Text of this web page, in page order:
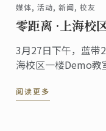
媒体, 活动, 新闻, 校友
零距离 ·上海校
3月27日下午，蓝带
海校区一楼Demo教
寻找心仪的职位。
阅读更多